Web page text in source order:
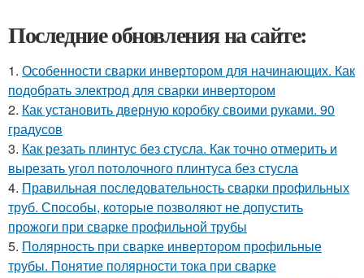
Последние обновления на сайте:
1. Особенности сварки инвертором для начинающих. Как
подобрать электрод для сварки инвертором
2. Как установить дверную коробку своими руками. 90
градусов
3. Как резать плинтус без стусла. Как точно отмерить и
вырезать угол потолочного плинтуса без стусла
4. Правильная последовательность сварки профильных
труб. Способы, которые позволяют не допустить
прожоги при сварке профильной трубы
5. Полярность при сварке инвертором профильные
трубы. Понятие полярности тока при сварке